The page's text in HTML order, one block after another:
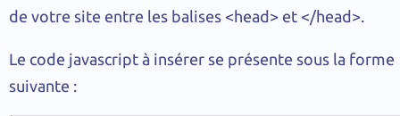
de votre site entre les balises <head> et </head>.
Le code javascript à insérer se présente sous la forme
suivante :